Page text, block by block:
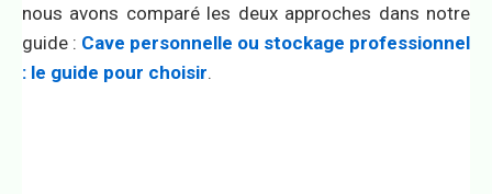
nous avons comparé les deux approches dans notre
guide : Cave personnelle ou stockage professionnel
: le guide pour choisir.